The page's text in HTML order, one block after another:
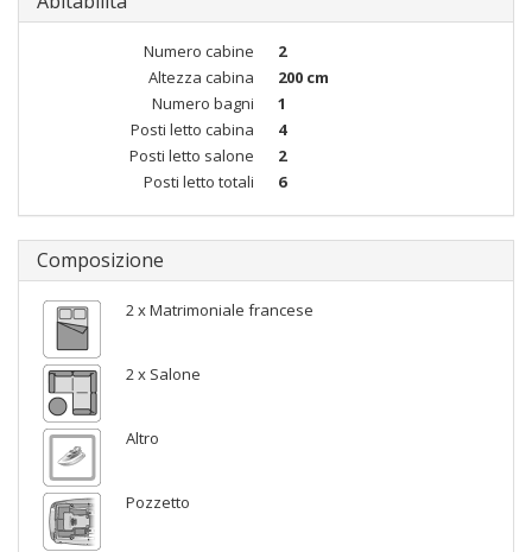
Numero cabine
2
Altezza cabina
200 cm
Numero bagni
1
Posti letto cabina
4
Posti letto salone
2
Posti letto totali
6
Composizione
2 x Matrimoniale francese
2 x Salone
Altro
Pozzetto